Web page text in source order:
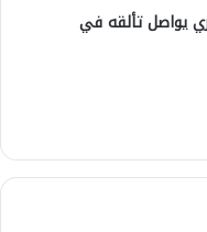
يواصل تألقه في